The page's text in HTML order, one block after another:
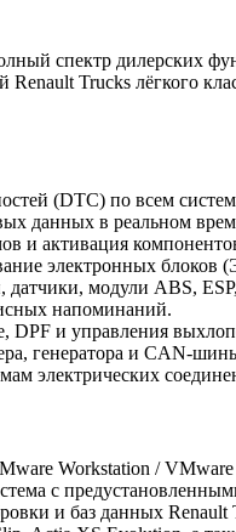
спектр дилерских
Renault Trucks лёгкого
(DTC) по всем
данных в реальном
и активация
электронных блоков
модули ABS,
напоминаний.
DPF и управления
генератора и CAN-
электрических
Workstation / VMware
с
и баз данных Renault